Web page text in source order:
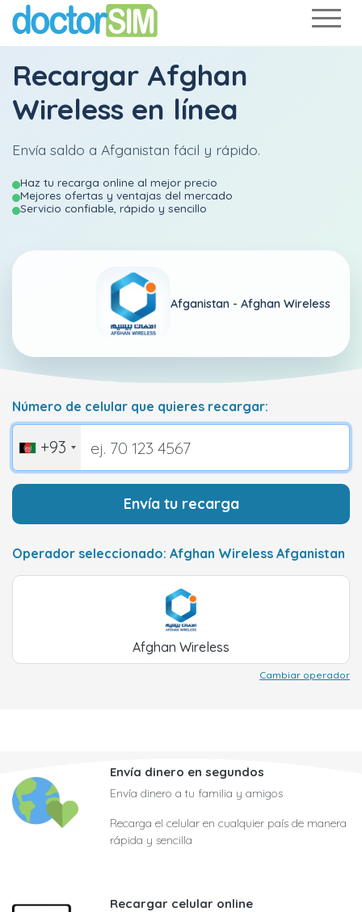
Recargar Afghan
Wireless en línea
Envía saldo a Afganistan fácil y rápido.
Haz tu recarga online al mejor precio
Mejores ofertas y ventajas del mercado
Servicio confiable, rápido y sencillo
Afganistan - Afghan Wireless
Número de celular que quieres recargar:
+93
Envía tu recarga
Operador seleccionado: Afghan Wireless Afganistan
Afghan Wireless
Cambiar operador
Envía dinero en segundos
Envía dinero a tu familia y amigos
Recarga el celular en cualquier país de manera
rápida y sencilla
Recargar celular online